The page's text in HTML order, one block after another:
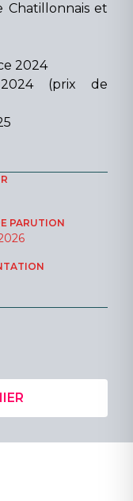
Chatillonnais et
2024
2024 (prix de
PARUTION